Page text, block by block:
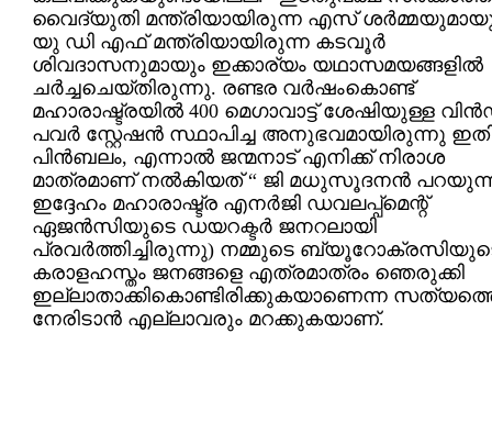
വൈദ്യുതി മന്ത്രിയായിരുന്ന എസ്
യു ഡി എഫ് മന്ത്രിയായിരുന്ന കടവൂര്‍
ശിവദാസനുമായും ഇക്കാര്യം യഥാസമയങ്ങളില്‍
ചര്‍ച്ചചെയ്തിരുന്നു. രണ്ടര വര്‍ഷംകൊണ്ട്
മഹാരാഷ്ട്രയില്‍ 400 മെഗാവാട്ട് ശേഷിയുള്ള
പവര്‍ സ്റ്റേഷന്‍ സ്ഥാപിച്ച അനുഭവമായിരുന്നു
പിന്‍ബലം, എന്നാല്‍ ജന്മനാ‍ട് എനിക്ക് നിരാശ
മാത്രമാണ് നല്‍കിയത് “ ജി മധുസൂദനന്‍
ഇദ്ദേഹം മഹാരാഷ്ട്ര എനര്‍ജി ഡവലപ്പ്മെന്റ്
ഏജന്‍സിയുടെ ഡയറക്ടര്‍ ജനറലായി
പ്രവര്‍ത്തിച്ചിരുന്നു) നമ്മുടെ
കരാളഹസ്തം ജനങ്ങളെ എത്രമാത്രം ഞെരുക്കി
ഇല്ലാതാക്കികൊണ്ടിരിക്കുകയാണെന്ന
നേരിടാന്‍ എല്ലാവരും മറക്കുകയാണ്.